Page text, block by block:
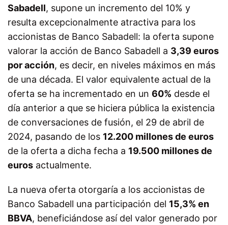
Sabadell, supone un incremento del 10% y
resulta excepcionalmente atractiva para los
accionistas de Banco Sabadell: la oferta supone
valorar la acción de Banco Sabadell a 3,39 euros
por acción, es decir, en niveles máximos en más
de una década. El valor equivalente actual de la
oferta se ha incrementado en un 60% desde el
día anterior a que se hiciera pública la existencia
de conversaciones de fusión, el 29 de abril de
2024, pasando de los 12.200 millones de euros
de la oferta a dicha fecha a 19.500 millones de
euros actualmente.
La nueva oferta otorgaría a los accionistas de
Banco Sabadell una participación del 15,3% en
BBVA, beneficiándose así del valor generado por